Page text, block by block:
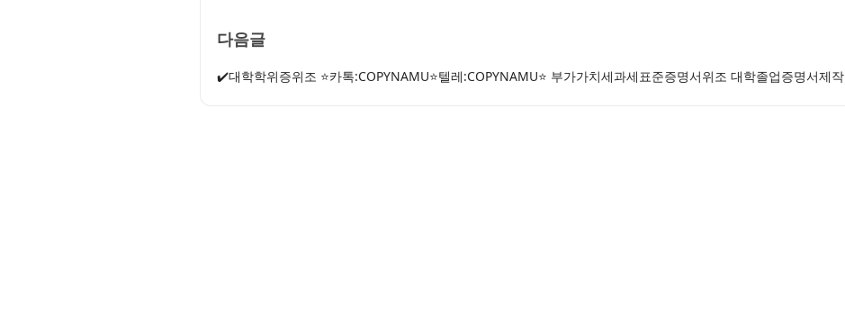
다음글
✔️대학학위증위조 ⭐카톡:COPYNAMU⭐텔레:COPYNAMU⭐ 부가가치세과세표준증명서위조 대학졸업증명서제작